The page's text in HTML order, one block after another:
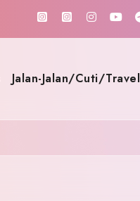
Jalan-Jalan/Cuti/Travel